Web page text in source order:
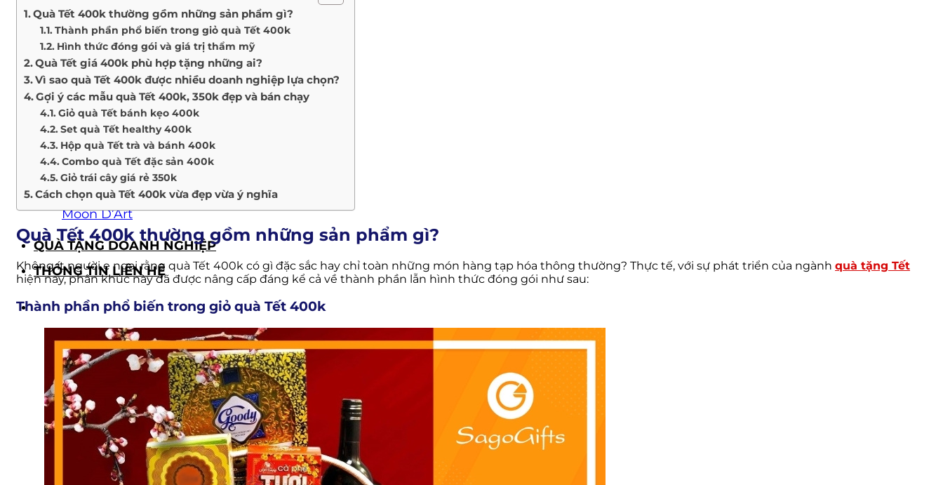
QUÀ TẾT
Hộp quà Tết
Giỏ quà Tết
Quà Tết doanh nghiệp
BỘ SƯU TẬP QUÀ TẶNG
The Wellness
The Luckiness
The Mystery
All The Best
Happy Moments
The Wine Box
Moon D’Art
QUÀ TẶNG DOANH NGHIỆP
THÔNG TIN LIÊN HỆ
Quà Tết 400k thường gồm những sản phẩm gì?
Thành phần phổ biến trong giỏ quà Tết 400k
Hình thức đóng gói và giá trị thẩm mỹ
Quà Tết giá 400k phù hợp tặng những ai?
Vì sao quà Tết 400k được nhiều doanh nghiệp lựa chọn?
Gợi ý các mẫu quà Tết 400k, 350k đẹp và bán chạy
Giỏ quà Tết bánh kẹo 400k
Set quà Tết healthy 400k
Hộp quà Tết trà và bánh 400k
Combo quà Tết đặc sản 400k
Giỏ trái cây giá rẻ 350k
Cách chọn quà Tết 400k vừa đẹp vừa ý nghĩa
Quà Tết 400k thường gồm những sản phẩm gì?
Không ít người e ngại rằng quà Tết 400k có gì đặc sắc hay chỉ toàn những món hàng tạp hóa thông thường? Thực tế, với sự phát triển của ngành quà tặng Tết
hiện nay, phân khúc này đã được nâng cấp đáng kể cả về thành phần lẫn hình thức đóng gói như sau:
Thành phần phổ biến trong giỏ quà Tết 400k